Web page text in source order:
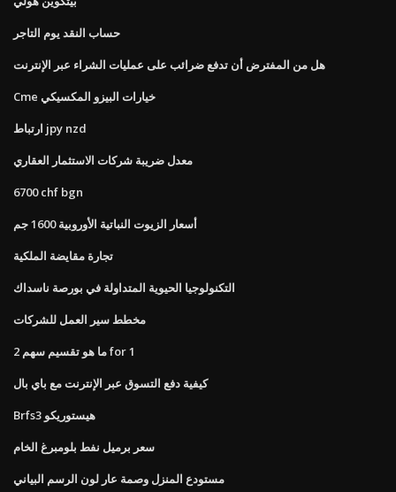
حساب النقد يوم التاجر
هل من المفترض أن تدفع ضرائب على عمليات الشراء عبر الإنترنت
Cme خيارات البيزو المكسيكي
ارتباط jpy nzd
معدل ضريبة شركات الاستثمار العقاري
6700 chf bgn
أسعار الزيوت النباتية الأوروبية 1600 جم
تجارة مقايضة الملكية
التكنولوجيا الحيوية المتداولة في بورصة ناسداك
مخطط سير العمل للشركات
ما هو تقسيم سهم 2 for 1
كيفية دفع التسوق عبر الإنترنت مع باي بال
Brfs3 هيستوريكو
سعر برميل نفط بلومبرغ الخام
مستودع المنزل وصمة عار لون الرسم البياني